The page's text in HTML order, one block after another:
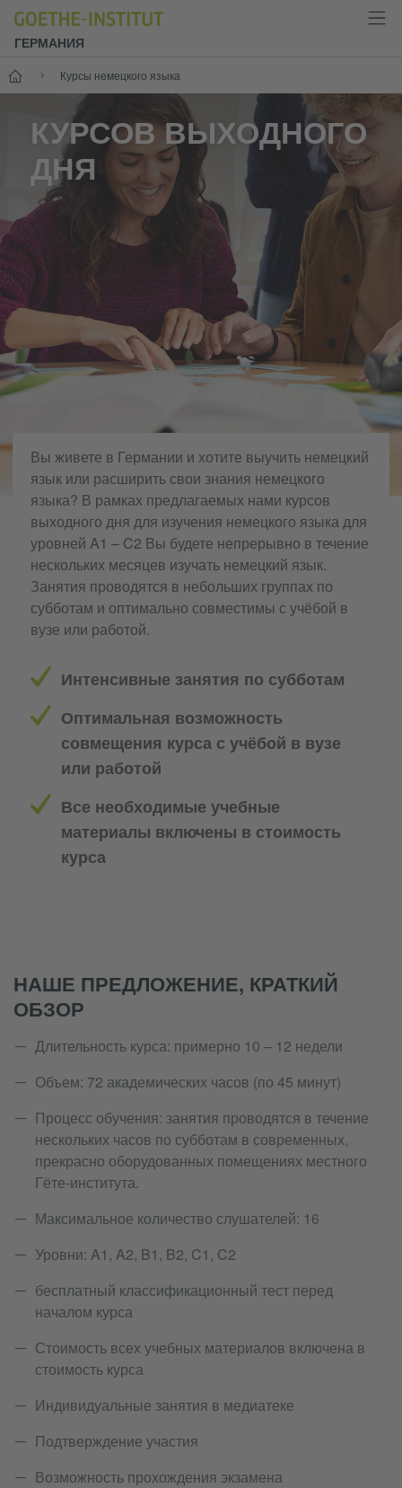
ГЕРМАНИЯ
--
Курсы немецкого языка
КУРСОВ ВЫХОДНОГО
ДНЯ
Вы живете в Германии и хотите выучить немецкий
язык или расширить свои знания немецкого
языка? В рамках предлагаемых нами курсов
выходного дня для изучения немецкого языка для
уровней A1 – C2 Вы будете непрерывно в течение
нескольких месяцев изучать немецкий язык.
Занятия проводятся в небольших группах по
субботам и оптимально совместимы с учёбой в
вузе или работой.
Интенсивные занятия по субботам
Оптимальная возможность
совмещения курса с учёбой в вузе
или работой
Все необходимые учебные
материалы включены в стоимость
курса
НАШЕ ПРЕДЛОЖЕНИЕ, КРАТКИЙ
ОБЗОР
Длительность курса: примерно 10 – 12 недели
Объем: 72 академических часов (по 45 минут)
Процесс обучения: занятия проводятся в течение
нескольких часов по субботам в современных,
прекрасно оборудованных помещениях местного
Гёте-института.
Максимальное количество слушателей: 16
Уровни: A1, A2, B1, B2, C1, C2
бесплатный классификационный тест перед
началом курса
Стоимость всех учебных материалов включена в
стоимость курса
Индивидуальные занятия в медиатеке
Подтверждение участия
Возможность прохождения экзамена